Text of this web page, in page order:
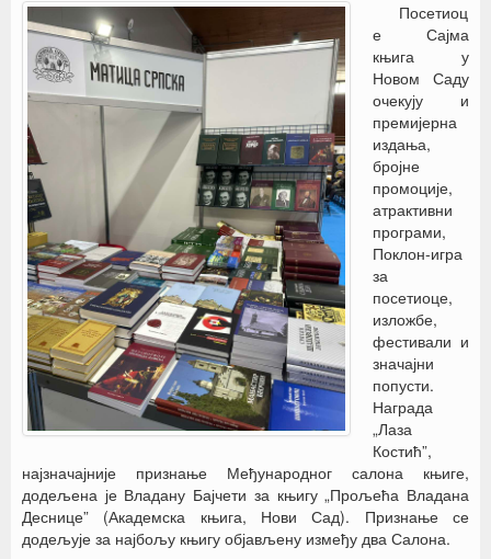
Посетиоц
е Сајма
књига у
Новом Саду
очекују и
премијерна
издања,
бројне
промоције,
атрактивни
програми,
Поклон-игра
за
посетиоце,
изложбе,
фестивали и
значајни
попусти.
Награда
„Лаза
Костић”,
најзначајније признање Међународног салона књиге,
додељена је Владану Бајчети за књигу „Прољећа Владана
Деснице” (Академска књига, Нови Сад). Признање се
додељује за најбољу књигу објављену између два Салона.